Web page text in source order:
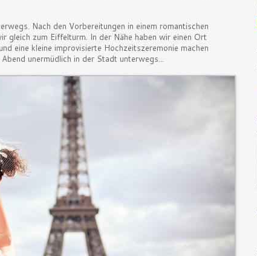
Nach den Vorbereitungen in einem romantischen
gleich zum Eiffelturm. In der Nähe haben wir einen Ort
eine kleine improvisierte Hochzeitszeremonie machen
unermüdlich in der Stadt unterwegs...